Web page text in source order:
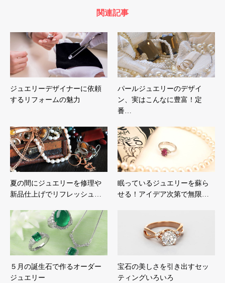
関連記事
ジュエリーデザイナーに依頼
するリフォームの魅力
パールジュエリーのデザイ
ン、実はこんなに豊富！定
番…
夏の間にジュエリーを修理や
新品仕上げでリフレッシュ…
眠っているジュエリーを蘇ら
せる！アイデア次第で無限…
５月の誕生石で作るオーダー
ジュエリー
宝石の美しさを引き出すセッ
ティングいろいろ